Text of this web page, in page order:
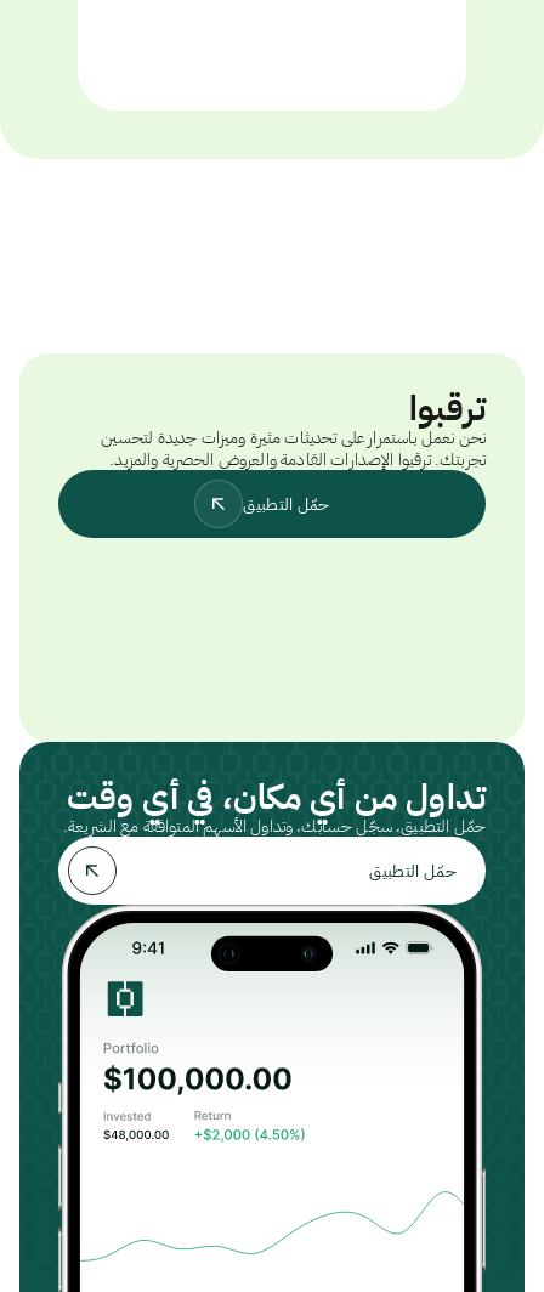
ترقبوا
نحن نعمل باستمرار على تحديثات مثيرة وميزات جديدة لتحسين
تجربتك. ترقبوا الإصدارات القادمة والعروض الحصرية والمزيد.
حمّل التطبيق
تداول من أي مكان، في أي وقت
حمّل التطبيق، سجّل حسابك، وتداول الأسهم المتوافقة مع الشريعة.
حمّل التطبيق